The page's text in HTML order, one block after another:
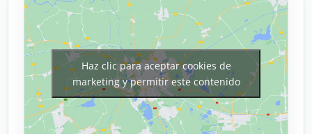
Haz clic para aceptar cookies de
marketing y permitir este contenido